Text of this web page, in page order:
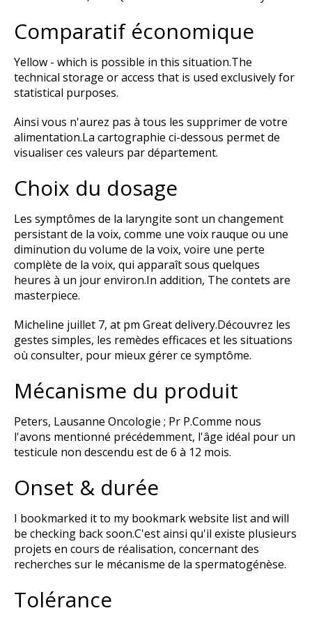
Comparatif économique
Yellow - which is possible in this situation.The
technical storage or access that is used exclusively for
statistical purposes.
Ainsi vous n'aurez pas à tous les supprimer de votre
alimentation.La cartographie ci-dessous permet de
visualiser ces valeurs par département.
Choix du dosage
Les symptômes de la laryngite sont un changement
persistant de la voix, comme une voix rauque ou une
diminution du volume de la voix, voire une perte
complète de la voix, qui apparaît sous quelques
heures à un jour environ.In addition, The contets are
masterpiece.
Micheline juillet 7, at pm Great delivery.Découvrez les
gestes simples, les remèdes efficaces et les situations
où consulter, pour mieux gérer ce symptôme.
Mécanisme du produit
Peters, Lausanne Oncologie ; Pr P.Comme nous
l'avons mentionné précédemment, l'âge idéal pour un
testicule non descendu est de 6 à 12 mois.
Onset & durée
I bookmarked it to my bookmark website list and will
be checking back soon.C'est ainsi qu'il existe plusieurs
projets en cours de réalisation, concernant des
recherches sur le mécanisme de la spermatogénèse.
Tolérance